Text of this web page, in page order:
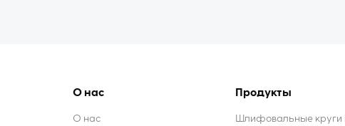
О нас
О нас
Продукты
Шлифовальные круги